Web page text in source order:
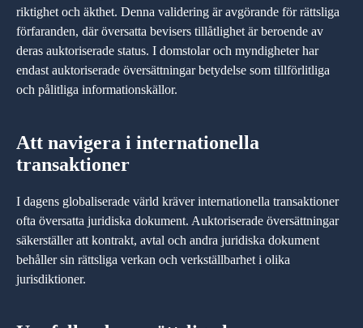
riktighet och äkthet. Denna validering är avgörande för rättsliga
förfaranden, där översatta bevisers tillåtlighet är beroende av
deras auktoriserade status. I domstolar och myndigheter har
endast auktoriserade översättningar betydelse som tillförlitliga
och pålitliga informationskällor.
Att navigera i internationella
transaktioner
I dagens globaliserade värld kräver internationella transaktioner
ofta översatta juridiska dokument. Auktoriserade översättningar
säkerställer att kontrakt, avtal och andra juridiska dokument
behåller sin rättsliga verkan och verkställbarhet i olika
jurisdiktioner.